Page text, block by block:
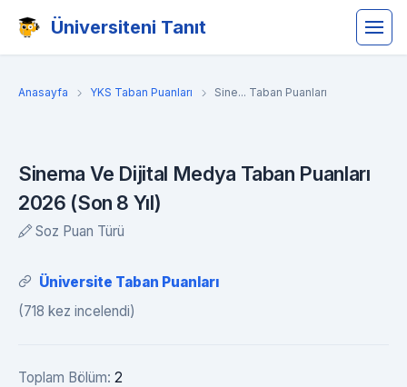
Üniversiteni Tanıt
Anasayfa YKS Taban Puanları Sine... Taban Puanları
Sinema Ve Dijital Medya Taban Puanları
2026 (Son 8 Yıl)
Soz Puan Türü
Üniversite Taban Puanları
(718 kez incelendi)
Toplam Bölüm: 2